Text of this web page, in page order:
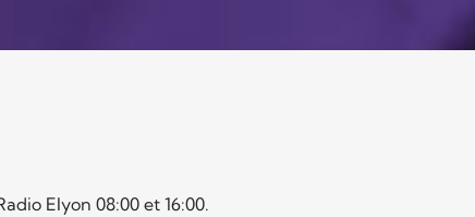
Elyon 08:00 et 16:00.